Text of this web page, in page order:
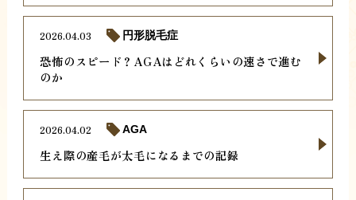
恐怖のスピード？AGAはどれくらいの速さで進む
のか
2026.04.03 円形脱毛症
生え際の産毛が太毛になるまでの記録
2026.04.02 AGA